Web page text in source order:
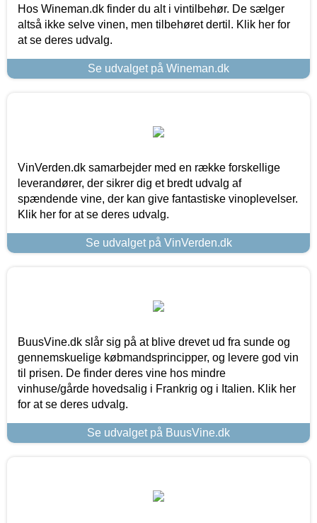
Hos Wineman.dk finder du alt i vintilbehør. De sælger
altså ikke selve vinen, men tilbehøret dertil. Klik her for
at se deres udvalg.
Se udvalget på Wineman.dk
VinVerden.dk samarbejder med en række forskellige
leverandører, der sikrer dig et bredt udvalg af
spændende vine, der kan give fantastiske vinoplevelser.
Klik her for at se deres udvalg.
Se udvalget på VinVerden.dk
BuusVine.dk slår sig på at blive drevet ud fra sunde og
gennemskuelige købmandsprincipper, og levere god vin
til prisen. De finder deres vine hos mindre
vinhuse/gårde hovedsalig i Frankrig og i Italien. Klik her
for at se deres udvalg.
Se udvalget på BuusVine.dk